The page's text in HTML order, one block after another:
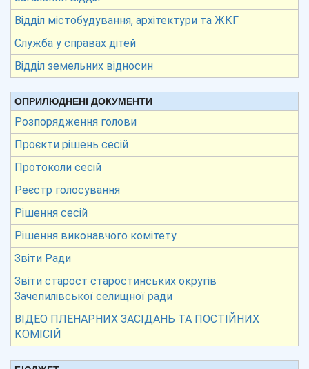
Відділ містобудування, архітектури та ЖКГ
Служба у справах дітей
Відділ земельних відносин
ОПРИЛЮДНЕНІ ДОКУМЕНТИ
Розпорядження голови
Проєкти рішень сесій
Протоколи сесій
Реєстр голосування
Рішення сесій
Рішення виконавчого комітету
Звіти Ради
Звіти старост старостинських округів
Зачепилівської селищної ради
ВІДЕО ПЛЕНАРНИХ ЗАСІДАНЬ ТА ПОСТІЙНИХ
КОМІСІЙ